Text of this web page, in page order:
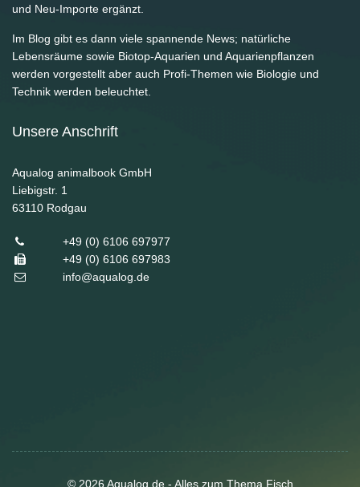
und Neu-Importe ergänzt.
Im Blog gibt es dann viele spannende News; natürliche
Lebensräume sowie Biotop-Aquarien und Aquarienpflanzen
werden vorgestellt aber auch Profi-Themen wie Biologie und
Technik werden beleuchtet.
Unsere Anschrift
Aqualog animalbook GmbH
Liebigstr. 1
63110 Rodgau
+49 (0) 6106 697977
+49 (0) 6106 697983
info@aqualog.de
© 2026 Aqualog.de - Alles zum Thema Fisch